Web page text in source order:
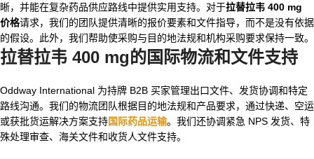
晰，并能在复杂药品供应路线中提供实用支持。对于拉替拉韦 400 mg
价格请求，我们的团队提供清晰的报价要素和文件指导，而不是没有依据
的假设。此外，我们帮助使采购与目的地法规和机构采购要求保持一致。
拉替拉韦 400 mg的国际物流和文件支持
Oddway International 为持牌 B2B 买家管理出口文件、发货协调和特定
路线沟通。我们的物流团队根据目的地法规和产品要求，通过快递、空运
或获批货运解决方案支持国际药品运输。我们还协调紧急 NPS 发货、特
殊处理审查、海关文件和收货人文件支持。